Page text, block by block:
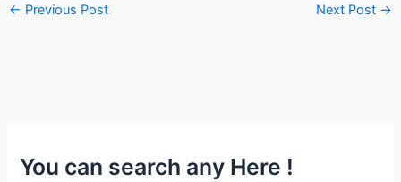
← Previous Post Next Post →
You can search any Here !